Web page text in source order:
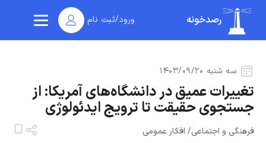
ورود/ثبت نام رصدخونه
سه شنبه ۱۴۰۳/۰۹/۲۰
تغییرات عمیق در دانشگاه‌های آمریکا: از
جستجوی حقیقت تا ترویج ایدئولوژی
فرهنگی و اجتماعی/ افکار عمومی